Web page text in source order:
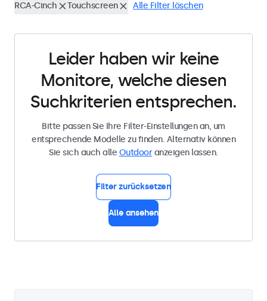
RCA-Cinch Touchscreen Alle Filter löschen
Leider haben wir keine
Monitore, welche diesen
Suchkriterien entsprechen.
Bitte passen Sie Ihre Filter-Einstellungen an, um
entsprechende Modelle zu finden. Alternativ können
Sie sich auch alle Outdooranzeigen lassen.
Filter zurücksetzen
Alle ansehen